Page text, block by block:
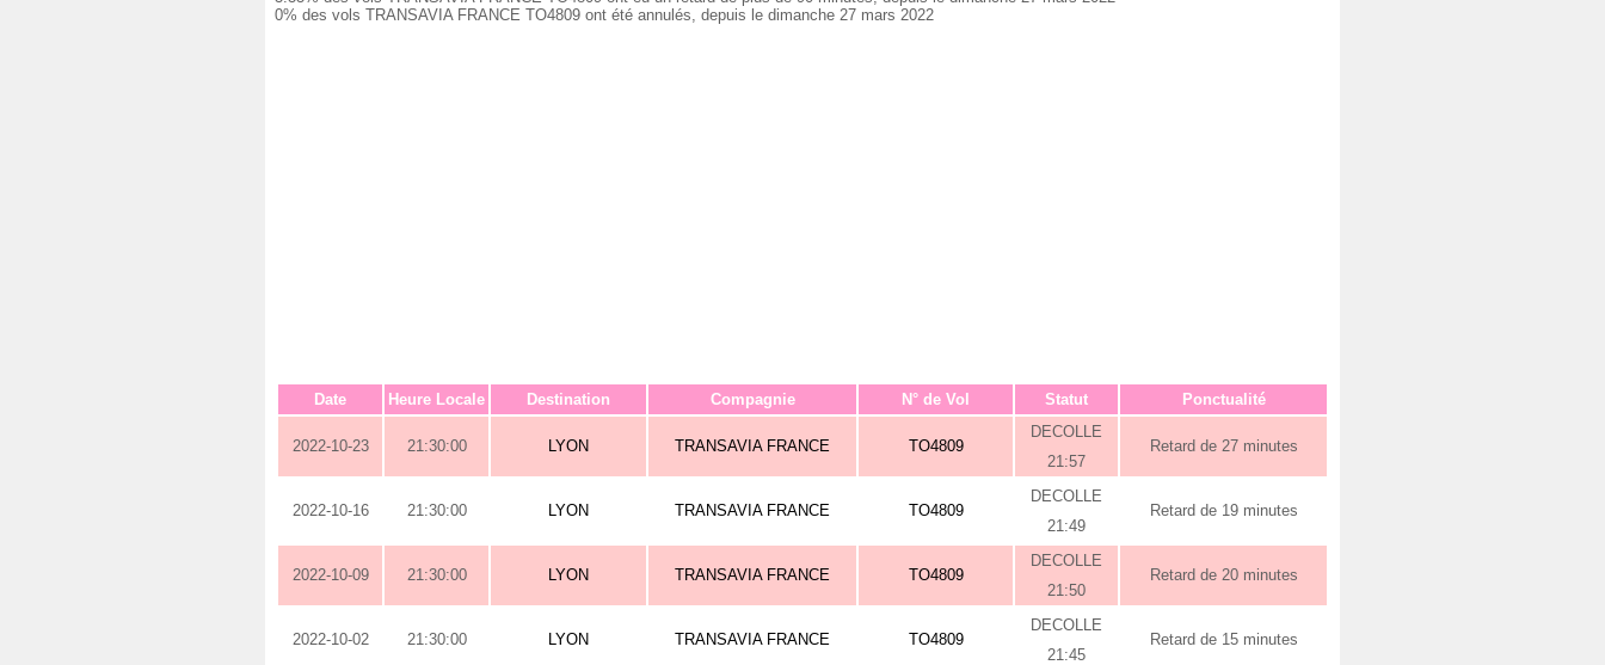
0% des vols TRANSAVIA FRANCE TO4809 ont été annulés, depuis le dimanche 27 mars 2022
Date Heure Locale Destination Compagnie N° de Vol Statut Ponctualité
2022-10-23 21:30:00 LYON TRANSAVIA FRANCE TO4809
DECOLLE
21:57
Retard de 27 minutes
2022-10-16 21:30:00 LYON TRANSAVIA FRANCE TO4809
DECOLLE
21:49
Retard de 19 minutes
2022-10-09 21:30:00 LYON TRANSAVIA FRANCE TO4809
DECOLLE
21:50
Retard de 20 minutes
2022-10-02 21:30:00 LYON TRANSAVIA FRANCE TO4809
DECOLLE
21:45
Retard de 15 minutes